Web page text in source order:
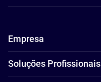
Empresa
Soluções Profissionais